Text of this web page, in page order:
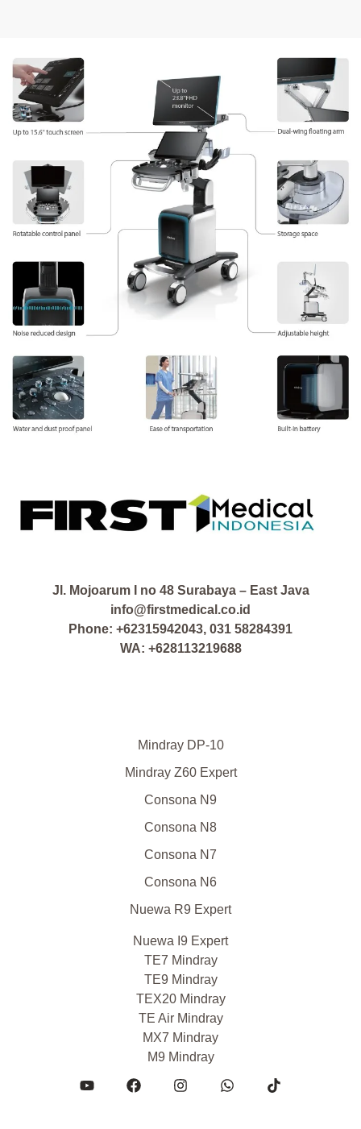
Jl. Mojoarum I no 48 Surabaya – East Java
info@firstmedical.co.id
Phone: +62315942043, 031 58284391
WA: +628113219688
Mindray DP-10
Mindray Z60 Expert
Consona N9
Consona N8
Consona N7
Consona N6
Nuewa R9 Expert
Nuewa I9 Expert
TE7 Mindray
TE9 Mindray
TEX20 Mindray
TE Air Mindray
MX7 Mindray
M9 Mindray